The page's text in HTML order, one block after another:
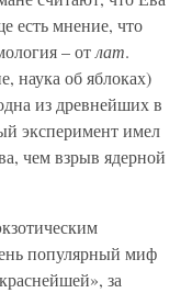
есть мнение, что
– отлат.
наука об яблоках)
из древнейших в
эксперимент имел
чем взрыв ядерной
популярный миф
за